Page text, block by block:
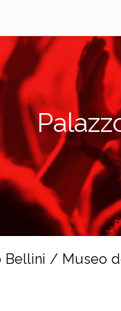
Bellini / Museo